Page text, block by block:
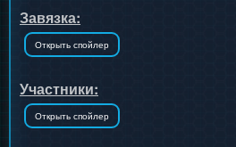
Завязка:
Участники: